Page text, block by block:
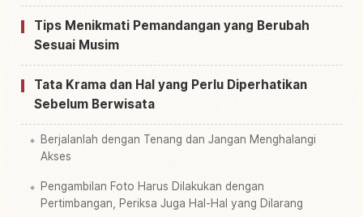
Tips Menikmati Pemandangan yang Berubah
Sesuai Musim
Tata Krama dan Hal yang Perlu Diperhatikan
Sebelum Berwisata
Berjalanlah dengan Tenang dan Jangan Menghalangi
Akses
Pengambilan Foto Harus Dilakukan dengan
Pertimbangan, Periksa Juga Hal-Hal yang Dilarang